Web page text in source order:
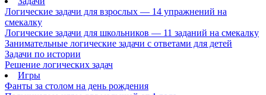
Логические задачи для взрослых — 14 упражнений на
смекалку
Логические задачи для школьников — 11 заданий на смекалку
Занимательные логические задачи с ответами для детей
Задачи по истории
Решение логических задач
Игры
Фанты за столом на день рождения